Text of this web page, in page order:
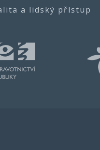
a lidský přístup